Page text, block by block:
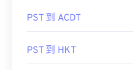
PST 到 ACDT
PST 到 HKT